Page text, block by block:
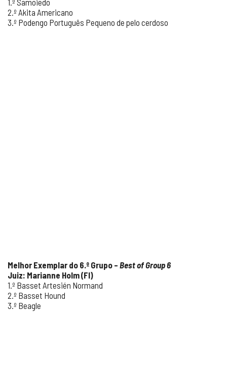
1.º Samoiedo
2.º Akita Americano
3.º Podengo Português Pequeno de pelo cerdoso
Melhor Exemplar do 6.º Grupo – Best of Group 6
Juiz: Marianne Holm (FI)
1.º Basset Artesién Normand
2.º Basset Hound
3.º Beagle